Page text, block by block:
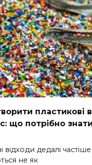
пластикові
що потрібно знати
відходи дедалі частіше
не як